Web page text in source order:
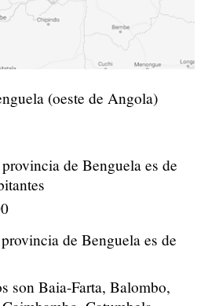
(oeste de Angola)
de Benguela es de
de Benguela es de
son Baia-Farta, Balombo,